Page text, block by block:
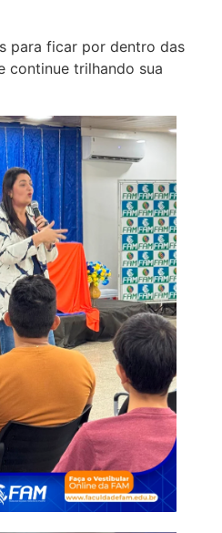
para ficar por dentro das
continue trilhando sua